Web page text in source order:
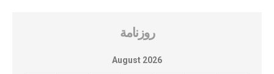
روزنامة
August 2026